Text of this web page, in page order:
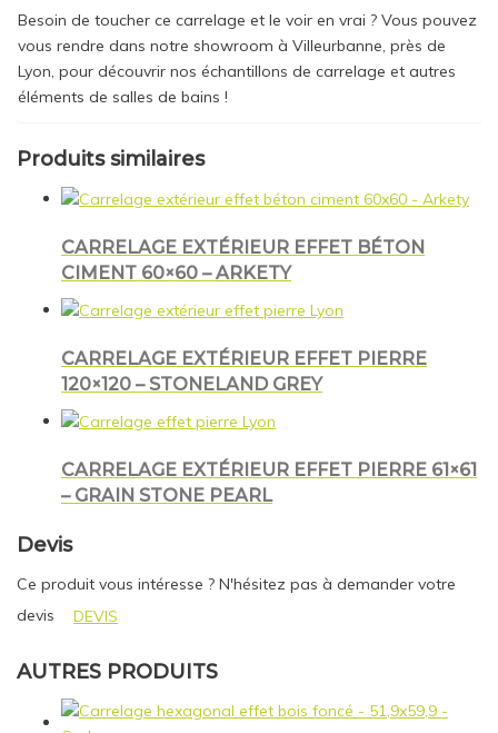
Besoin de toucher ce carrelage et le voir en vrai ? Vous pouvez
vous rendre dans notre showroom à Villeurbanne, près de
Lyon, pour découvrir nos échantillons de carrelage et autres
éléments de salles de bains !
Produits similaires
CARRELAGE EXTÉRIEUR EFFET BÉTON
CIMENT 60×60 – ARKETY
CARRELAGE EXTÉRIEUR EFFET PIERRE
120×120 – STONELAND GREY
CARRELAGE EXTÉRIEUR EFFET PIERRE 61×61
– GRAIN STONE PEARL
Devis
Ce produit vous intéresse ? N'hésitez pas à demander votre
devis
DEVIS
AUTRES PRODUITS